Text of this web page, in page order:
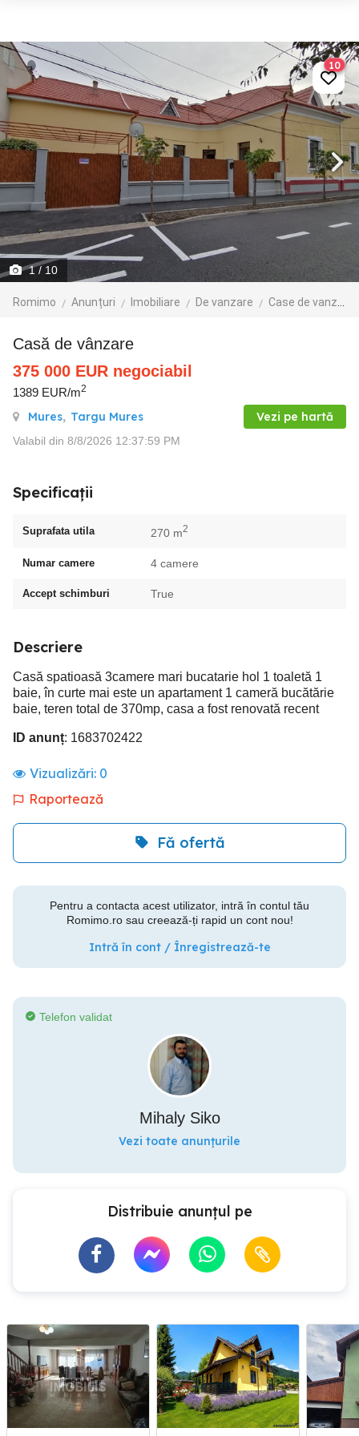
1/ 10
Romimo Anunțuri Imobiliare De vanzare Case de vanzare
10
Casă de vânzare
375 000 EUR negociabil
1389 EUR/m2
Mures, Targu Mures Vezi pe hartă
Valabil din 8/8/2026 12:37:59 PM
Specificații
Suprafata utila 270 m2
Numar camere 4 camere
Accept schimburi True
Descriere
Casă spatioasă 3camere mari bucatarie hol 1 toaletă 1
baie, în curte mai este un apartament 1 cameră bucătărie
baie, teren total de 370mp, casa a fost renovată recent
ID anunț: 1683702422
Vizualizări: 0
Raportează
Fă ofertă
Pentru a contacta acest utilizator, intră în contul tău
Romimo.ro sau creează-ți rapid un cont nou!
Intră în cont / Înregistrează-te
Telefon validat
Mihaly Siko
Vezi toate anunțurile
Distribuie anunțul pe